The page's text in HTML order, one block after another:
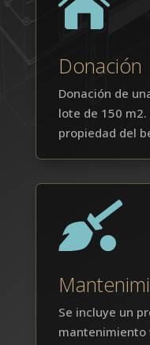
Donación
Donación de
lote de 150
propiedad del

Se incluye un
mantenimiento